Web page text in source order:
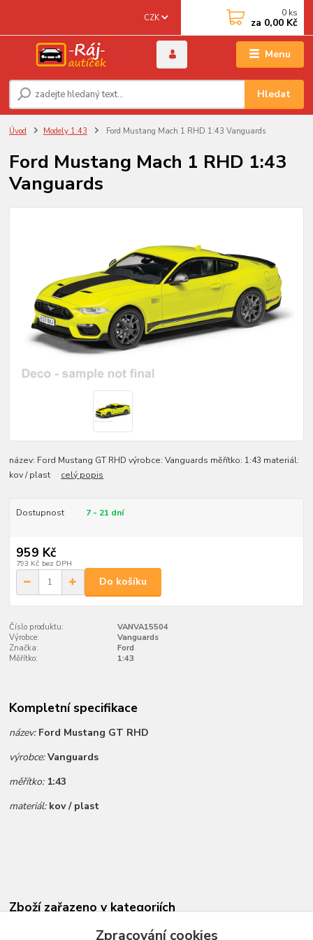
Menu
CZK
Hledat
0 ks
za 0,00 Kč
Úvod Modely 1:43 Ford Mustang Mach 1 RHD 1:43 Vanguards
Ford Mustang Mach 1 RHD 1:43
Vanguards
název: Ford Mustang GT RHD výrobce: Vanguards měřítko: 1:43 materiál:
kov / plast celý popis
Dostupnost 7 - 21 dní
959 Kč
793 Kč bez DPH
Do košíku
Číslo produktu:
VANVA15504
Výrobce:
Vanguards
Značka:
Ford
Měřítko:
1:43
Kompletní specifikace
název: Ford Mustang GT RHD
výrobce:Vanguards
měřítko: 1:43
materiál: kov / plast
Zboží zařazeno v kategoriích
Novinky dle data přidáníZpracování cookies